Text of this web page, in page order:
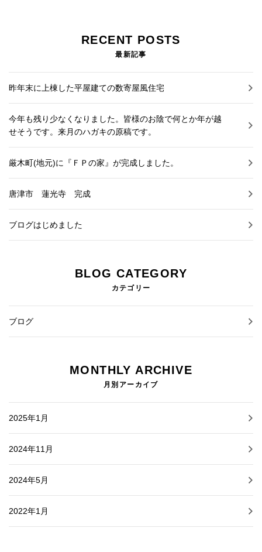
RECENT POSTS
最新記事
昨年末に上棟した平屋建ての数寄屋風住宅
今年も残り少なくなりました。皆様のお陰で何とか年が越
せそうです。来月のハガキの原稿です。
厳木町(地元)に『ＦＰの家』が完成しました。
唐津市 蓮光寺 完成
ブログはじめました
BLOG CATEGORY
カテゴリー
ブログ
MONTHLY ARCHIVE
月別アーカイブ
2025年1月
2024年11月
2024年5月
2022年1月